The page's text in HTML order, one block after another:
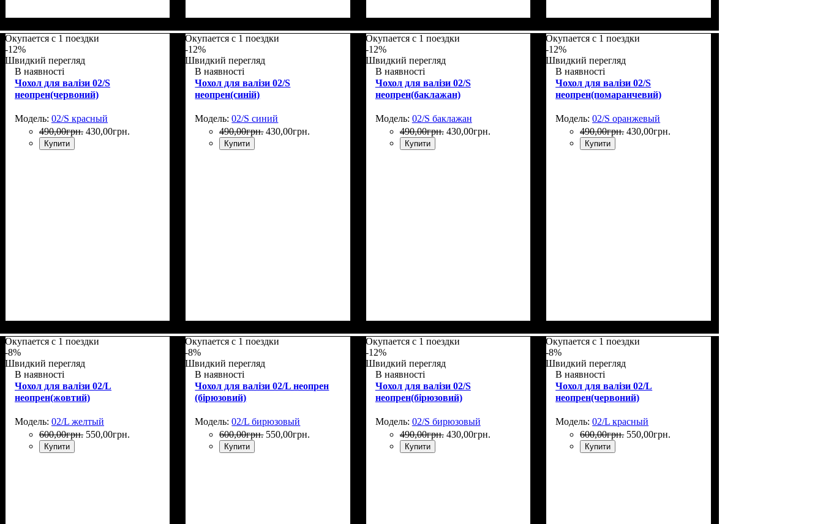
Окупается с 1 поездки
-12%
Швидкий перегляд
В наявності
Чохол для валізи 02/S
неопрен(червоний)
Модель: 02/S красный
490,00грн. 430,00грн.
Купити
Окупается с 1 поездки
-12%
Швидкий перегляд
В наявності
Чохол для валізи 02/S
неопрен(синій)
Модель:02/S синий
490,00грн. 430,00грн.
Купити
Окупается с 1 поездки
-12%
Швидкий перегляд
В наявності
Чохол для валізи 02/S
неопрен(баклажан)
Модель: 02/S баклажан
490,00грн. 430,00грн.
Купити
Окупается с 1 поездки
-12%
Швидкий перегляд
В наявності
Чохол для валізи 02/S
неопрен(помаранчевий)
Модель:02/S оранжевый
490,00грн. 430,00грн.
Купити
Окупается с 1 поездки
-8%
Швидкий перегляд
В наявності
Чохол для валізи 02/L
неопрен(жовтий)
Модель: 02/L желтый
600,00грн. 550,00грн.
Купити
Окупается с 1 поездки
-8%
Швидкий перегляд
В наявності
Чохол для валізи 02/L неопрен
(бірюзовий)
Модель:02/L бирюзовый
600,00грн. 550,00грн.
Купити
Окупается с 1 поездки
-12%
Швидкий перегляд
В наявності
Чохол для валізи 02/S
неопрен(бірюзовий)
Модель: 02/S бирюзовый
490,00грн. 430,00грн.
Купити
Окупается с 1 поездки
-8%
Швидкий перегляд
В наявності
Чохол для валізи 02/L
неопрен(червоний)
Модель:02/L красный
600,00грн. 550,00грн.
Купити